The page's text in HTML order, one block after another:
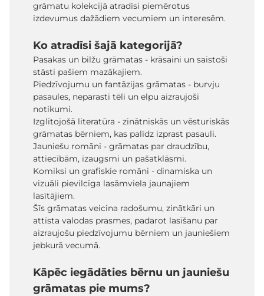
grāmatu kolekcijā atradīsi piemērotus
izdevumus dažādiem vecumiem un interesēm.
Ko atradīsi šajā kategorijā?
Pasakas un bilžu grāmatas - krāsaini un saistoši
stāsti pašiem mazākajiem.
Piedzīvojumu un fantāzijas grāmatas - burvju
pasaules, neparasti tēli un elpu aizraujoši
notikumi.
Izglītojošā literatūra - zinātniskās un vēsturiskās
grāmatas bērniem, kas palīdz izprast pasauli.
Jauniešu romāni - grāmatas par draudzību,
attiecībām, izaugsmi un pašatklāsmi.
Komiksi un grafiskie romāni - dinamiska un
vizuāli pievilcīga lasāmviela jaunajiem
lasītājiem.
Šīs grāmatas veicina radošumu, zinātkāri un
attīsta valodas prasmes, padarot lasīšanu par
aizraujošu piedzīvojumu bērniem un jauniešiem
jebkurā vecumā.
Kāpēc iegādāties bērnu un jauniešu
grāmatas pie mums?